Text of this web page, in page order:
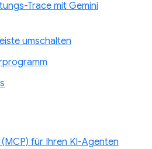
Trace mit Gemini
umschalten
für Ihren KI-Agenten